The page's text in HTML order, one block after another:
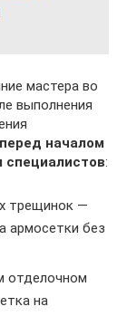
мастера во
выполнения
перед началом
специалистов:
трещинок —
армосетки без
отделочном
на